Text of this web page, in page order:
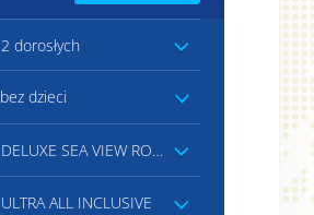
2 dorosłych
bez dzieci
DELUXE SEA VIEW ROOM
ULTRA ALL INCLUSIVE